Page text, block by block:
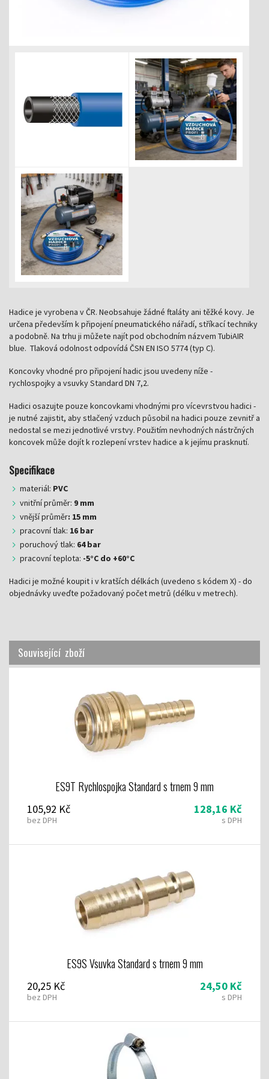
Hadice je vyrobena v ČR. Neobsahuje žádné ftaláty ani těžké kovy. Je
určena především k připojení pneumatického nářadí, stříkací techniky
a podobně. Na trhu ji můžete najít pod obchodním názvem TubiAIR
blue. Tlaková odolnost odpovídá ČSN EN ISO 5774 (typ C).
Koncovky vhodné pro připojení hadic jsou uvedeny níže -
rychlospojky a vsuvky Standard DN 7,2.
Hadici osazujte pouze koncovkami vhodnými pro vícevrstvou hadici -
je nutné zajistit, aby stlačený vzduch působil na hadici pouze zevnitř a
nedostal se mezi jednotlivé vrstvy. Použitím nevhodných nástrčných
koncovek může dojít k rozlepení vrstev hadice a k jejímu prasknutí.
Specifikace
materiál: PVC
vnitřní průměr: 9 mm
vnější průměr: 15 mm
pracovní tlak: 16 bar
poruchový tlak: 64 bar
pracovní teplota: -5°C do +60°C
Hadici je možné koupit i v kratších délkách (uvedeno s kódem X) - do
objednávky uveďte požadovaný počet metrů (délku v metrech).
Související zboží
ES9T Rychlospojka Standard s trnem 9 mm
105,92 Kč
bez DPH
128,16 Kč
s DPH
ES9S Vsuvka Standard s trnem 9 mm
20,25 Kč
bez DPH
24,50 Kč
s DPH